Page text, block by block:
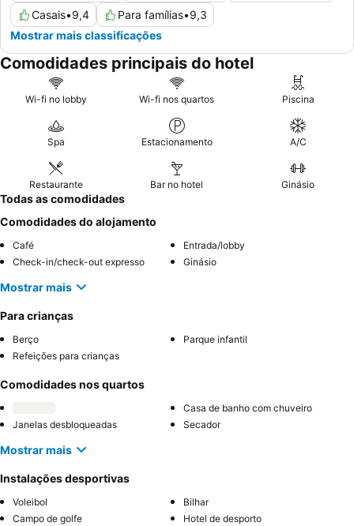
Casais•9,4 Para famílias•9,3
Mostrar mais classificações
Comodidades principais do hotel
Wi-fi no lobby Wi-fi nos quartos Piscina
Spa Estacionamento A/C
Restaurante Bar no hotel Ginásio
Todas as comodidades
Comodidades do alojamento
Café
Entrada/lobby
Check-in/check-out expresso
Ginásio
Mostrar mais
Para crianças
Berço
Parque infantil
Refeições para crianças
Comodidades nos quartos
Casa de banho com chuveiro
Janelas desbloqueadas
Secador
Mostrar mais
Instalações desportivas
Voleibol
Bilhar
Campo de golfe
Hotel de desporto